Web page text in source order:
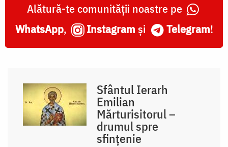
Alătură-te comunității noastre pe
WhatsApp, Instagram și Telegram!
Sfântul Ierarh
Emilian
Mărturisitorul –
drumul spre
sfințenie